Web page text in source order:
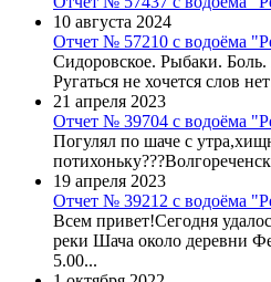
10 августа 2024
Отчет № 57210 с водоёма
Сидоровское. Рыбаки. Боль.
Ругаться не хочется слов
21 апреля 2023
Отчет № 39704 с водоёма
Погулял по шаче с
19 апреля 2023
Отчет № 39212 с водоёма
Всем привет!Сегодня
реки Шача около деревни
5.00...